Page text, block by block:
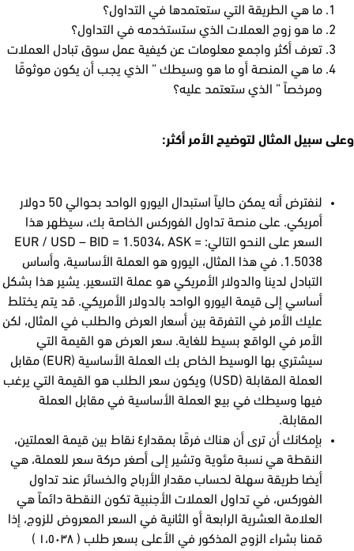
ما هي الطريقة التي ستعتمدها في التداول؟
ما هو زوج العملات الذي ستستخدمه في التداول؟
تعرف أكثر واجمع معلومات عن كيفية عمل سوق تبادل العملات
ما هي المنصة أو ما هو وسيطك ” الذي يجب أن يكون موثوقًا
ومرخصاً ” الذي ستعتمد عليه؟
وعلى سبيل المثال لتوضيح الأمر أكثر:
لنفترض أنه يمكن حالياً استبدال اليورو الواحد بحوالي 50 دولار
أمريكي. على منصة تداول الفوركس الخاصة بك، سيظهر هذا
السعر على النحو التالي: EUR / USD – BID = 1.5034، ASK =
1.5038. في هذا المثال، اليورو هو العملة الأساسية، وأساس
التبادل لدينا والدولار الأمريكي هو عملة التسعير. يشير هذا بشكل
أساسي إلى قيمة اليورو الواحد بالدولار الأمريكي. قد يتم يختلط
عليك الأمر في التفرقة بين أسعار العرض والطلب في المثال، لكن
الأمر في الواقع بسيط للغاية. سعر العرض هو القيمة التي
سيشتري بها الوسيط الخاص بك العملة الأساسية (EUR) مقابل
العملة المقابلة (USD) ويكون سعر الطلب هو القيمة التي يرغب
فيها وسيطك في بيع العملة الأساسية في مقابل العملة
المقابلة.
بإمكانك أن ترى أن هناك فرقًا بمقدار٤ نقاط بين قيمة العملتين،
النقطة هي نسبة مئوية وتشير إلى أصغر حركة سعر للعملة، هي
أيضا طريقة سهلة لحساب مقدار الأرباح والخسائر عند تداول
الفوركس، في تداول العملات الأجنبية تكون النقطة دائماً هي
العلامة العشرية الرابعة أو الثانية في السعر المعروض للزوج، إذا
قمنا بشراء الزوج المذكور في الأعلى بسعر طلب ( ١،٥٠٣٨ )